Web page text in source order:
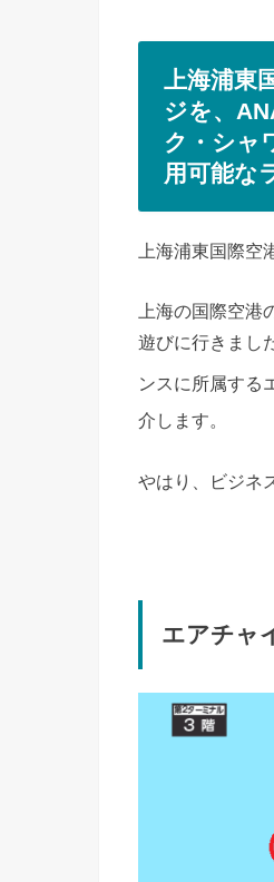
上海浦東
ジを、
ク・シャ
用可能な
上海浦東国際空
上海の国際空
遊びに行きまし
ンスに所属する
介します。
やはり、ビジネ
エアチャ